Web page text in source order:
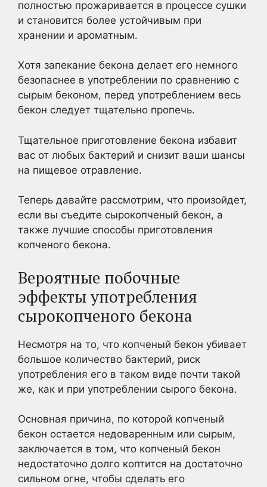
полностью прожаривается в процессе сушки
и становится более устойчивым при
хранении и ароматным.
Хотя запекание бекона делает его немного
безопаснее в употреблении по сравнению с
сырым беконом, перед употреблением весь
бекон следует тщательно пропечь.
Тщательное приготовление бекона избавит
вас от любых бактерий и снизит ваши шансы
на пищевое отравление.
Теперь давайте рассмотрим, что произойдет,
если вы съедите сырокопченый бекон, а
также лучшие способы приготовления
копченого бекона.
Вероятные побочные
эффекты употребления
сырокопченого бекона
Несмотря на то, что копченый бекон убивает
большое количество бактерий, риск
употребления его в таком виде почти такой
же, как и при употреблении сырого бекона.
Основная причина, по которой копченый
бекон остается недоваренным или сырым,
заключается в том, что копченый бекон
недостаточно долго коптится на достаточно
сильном огне, чтобы сделать его